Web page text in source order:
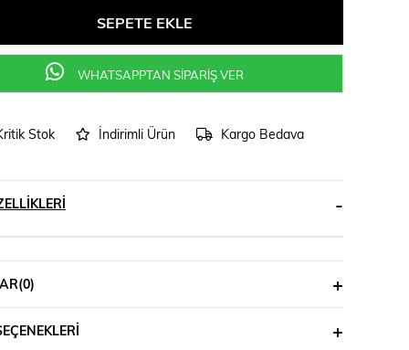
WHATSAPPTAN SİPARİŞ VER
Stok İndirimli Ürün Kargo Bedava
(0)